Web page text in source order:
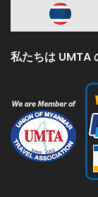
私たちは UMTA